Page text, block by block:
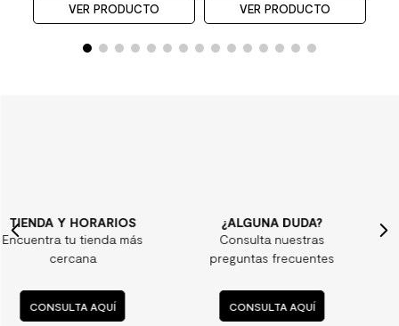
VER PRODUCTO VER PRODUCTO
¿ALGUNA DUDA?
Consulta nuestras
preguntas frecuentes
CONSULTA AQUÍ
CONTÁCTANOS
Aquí te podemos
ayudar
CONTÁCTANOS AQUÍ